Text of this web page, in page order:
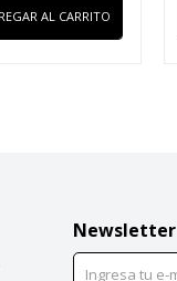
Newsletter